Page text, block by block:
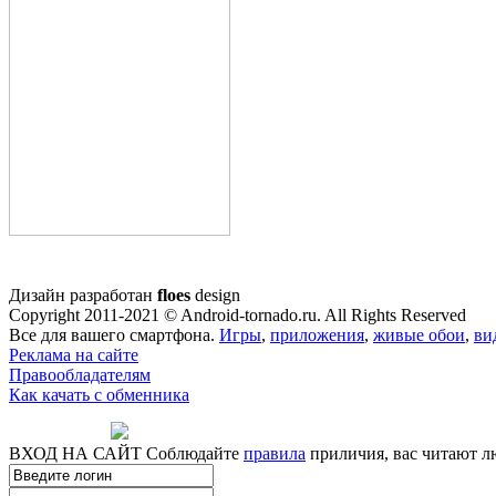
Дизайн разработан floes design
Copyright 2011-2021 © Android-tornado.ru. All Rights Reserved
Все для вашего смартфона. Игры, приложения, живые обои,
Реклама на сайте
Правообладателям
Как качать с обменника
ВХОД НА САЙТ Соблюдайте правила приличия, вас читают